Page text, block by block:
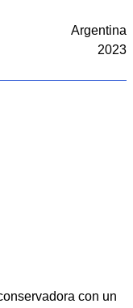
Argentina
2023
con un